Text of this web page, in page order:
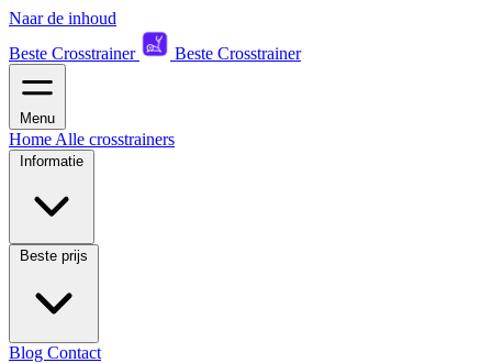
Naar de inhoud
Beste Crosstrainer
Beste Crosstrainer
Menu
Home Alle crosstrainers
Informatie
Beste prijs
Blog Contact